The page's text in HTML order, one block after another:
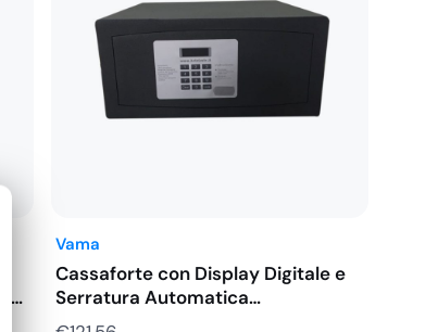
Vama
Cassaforte con Display Digitale e
Serratura Automatica
180x280x200